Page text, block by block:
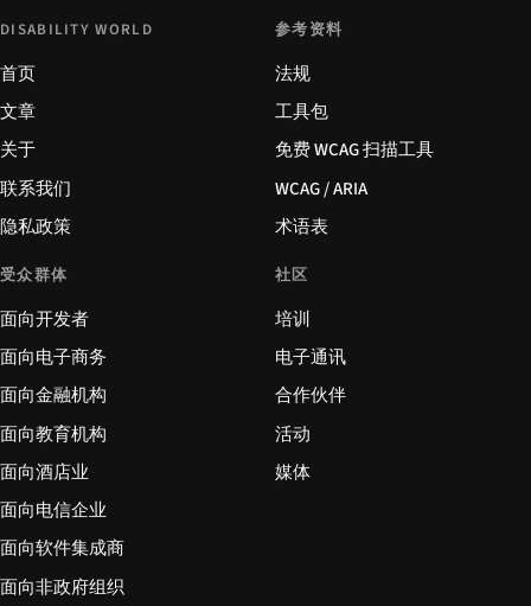
DISABILITY WORLD
首页
文章
关于
联系我们
隐私政策
参考资料
法规
工具包
免费 WCAG 扫描工具
WCAG / ARIA
术语表
受众群体
面向开发者
面向电子商务
面向金融机构
面向教育机构
面向酒店业
面向电信企业
面向软件集成商
面向非政府组织
社区
培训
电子通讯
合作伙伴
活动
媒体